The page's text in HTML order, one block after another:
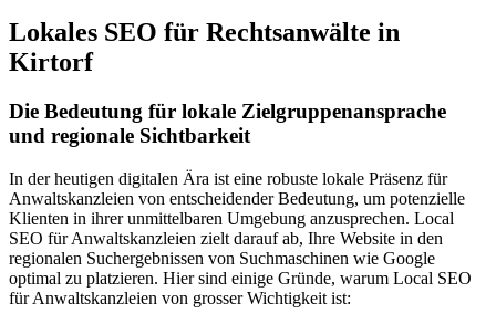
Lokales SEO für Rechtsanwälte in
Kirtorf
Die Bedeutung für lokale Zielgruppenansprache
und regionale Sichtbarkeit
In der heutigen digitalen Ära ist eine robuste lokale Präsenz für
Anwaltskanzleien von entscheidender Bedeutung, um potenzielle
Klienten in ihrer unmittelbaren Umgebung anzusprechen. Local
SEO für Anwaltskanzleien zielt darauf ab, Ihre Website in den
regionalen Suchergebnissen von Suchmaschinen wie Google
optimal zu platzieren. Hier sind einige Gründe, warum Local SEO
für Anwaltskanzleien von grosser Wichtigkeit ist: